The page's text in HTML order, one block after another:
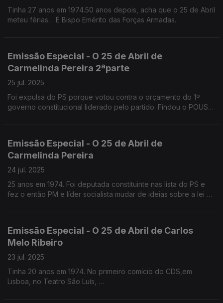
Tinha 27 anos em 1974.50 anos depois, acha que o 25 de Abril
meteu férias… É Bispo Emérito das Forças Armadas.
Emissão Especial - O 25 de Abril de
Carmelinda Pereira 2ªparte
25 jul. 2025
Foi expulsa do PS porque votou contra o orçamento do 1º
governo constitucional liderado pelo partido. Findou o POUS
Emissão Especial - O 25 de Abril de
Carmelinda Pereira
24 jul. 2025
25 anos em 1974. Foi deputada constituinte nas lista do PS e
fez o então PM e líder socialista mudar de ideias sobre a lei da
Emissão Especial - O 25 de Abril de Carlos
Melo Ribeiro
23 jul. 2025
Tinha 20 anos em 1974. No primeiro comício do CDS,em
Lisboa, no Teatro São Luís,